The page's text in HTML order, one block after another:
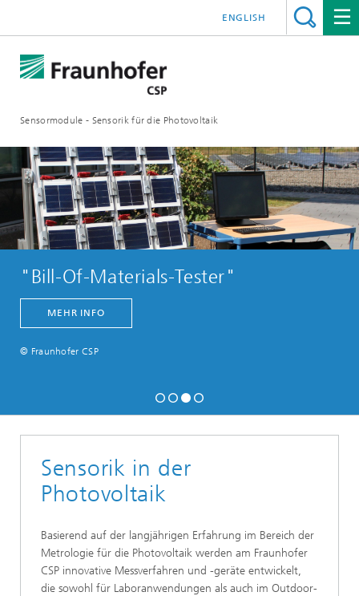
Sensormodule - Sensorik für die Photovoltaik
ENGLISH
"Bill-Of-Materials-Tester"
MEHR INFO
© Fraunhofer CSP
Sensorik in der
Photovoltaik
Basierend auf der langjährigen Erfahrung im Bereich der
Metrologie für die Photovoltaik werden am Fraunhofer
CSP innovative Messverfahren und -geräte entwickelt,
die sowohl für Laboranwendungen als auch im Outdoor-